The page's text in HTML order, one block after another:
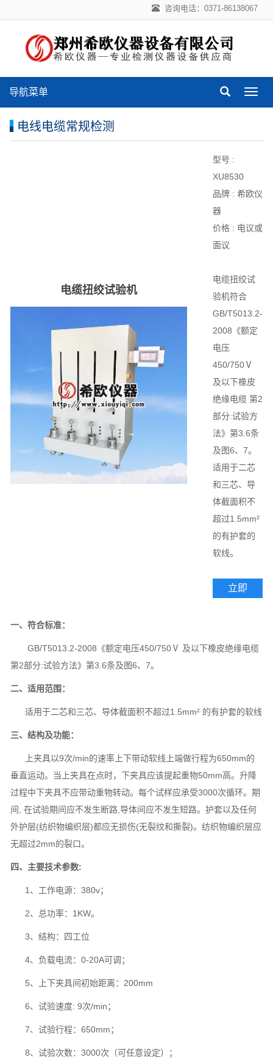
咨询电话：0371-86138067
导
导航菜单
电线电缆常规检测
电缆扭绞试验机
型号 :
XU8530
品牌 : 希欧仪
器
价格 : 电议或
面议
电缆扭绞试
验机符合
GB/T5013.2-
2008《额定
电压
450/750Ⅴ
及以下橡皮
绝缘电缆 第2
部分:试验方
法》第3.6条
及图6、7。
适用于二芯
和三芯、导
体截面积不
超过1.5mm²
的有护套的
软线。
立即
一、符合标准：
GB/T5013.2-2008《额定电压450/750Ⅴ 及以下橡皮绝缘电缆
第2部分:试验方法》第3.6条及图6、7。
二、适用范围：
适用于二芯和三芯、导体截面积不超过1.5mm² 的有护套的软线
三、结构及功能：
上夹具以9次/min的速率上下带动软线上端做行程为650mm的
垂直运动。当上夹具在点时，下夹具应该提起重物50mm高。升降
过程中下夹具不应带动重物转动。每个试样应承受3000次循环。期
间, 在试验期间应不发生断路,导体间应不发生短路。护套以及任何
外护层(纺织物编织层)都应无损伤(无裂纹和撕裂)。纺织物编织层应
无超过2mm的裂口。
四、主要技术参数:
1、工作电源：380v；
2、总功率：1KW。
3、结构：四工位
4、负载电流：0-20A可调；
5、上下夹具间初始距离：200mm
6、试验速度: 9次/min；
7、试验行程：650mm；
8、试验次数：3000次（可任意设定）；